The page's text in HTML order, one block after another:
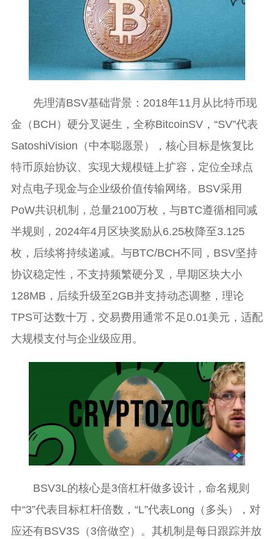
先理清BSV基础背景：2018年11月从比特币现
金（BCH）硬分叉诞生，全称BitcoinSV，“SV”代表
SatoshiVision（中本聪愿景），核心目标是恢复比
特币原始协议、实现大规模链上扩容，定位全球点
对点电子现金与企业级价值传输网络。BSV采用
PoW共识机制，总量2100万枚，与BTC遵循相同减
半规则，2024年4月区块奖励从6.25枚降至3.125
枚，后续将持续递减。与BTC/BCH不同，BSV坚持
协议稳定性，不支持频繁硬分叉，早期区块大小
128MB，后续升级至2GB并支持动态调整，理论
TPS可达数十万，交易费用通常不足0.01美元，适配
大规模支付与企业级应用。
BSV3L的核心是3倍杠杆做多设计，命名规则
中“3”代表目标杠杆倍数，“L”代表Long（多头），对
应还有BSV3S（3倍做空）。其机制是每日跟踪并放